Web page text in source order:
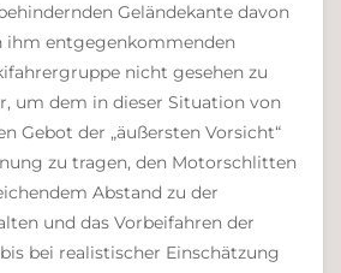
Geländekante davon
ihm entgegenkommenden
nicht gesehen zu
um dem in dieser Situation von
Gebot der „äußersten Vorsicht“
zu tragen, den Motorschlitten
Abstand zu der
und das Vorbeifahren der
bei realistischer Einschätzung